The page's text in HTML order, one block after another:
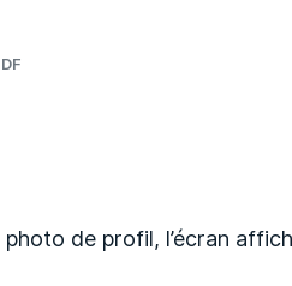
photo de profil, l’écran